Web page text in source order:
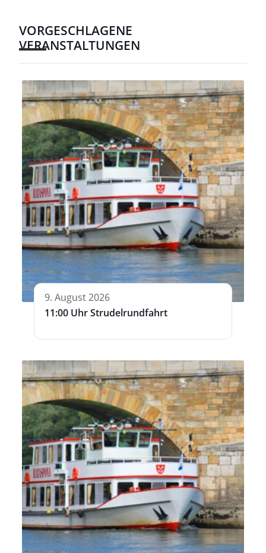
VORGESCHLAGENE
VERANSTALTUNGEN
9. August 2026
11:00 Uhr Strudelrundfahrt